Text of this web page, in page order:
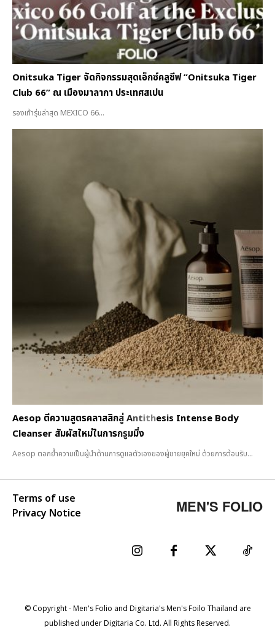
Onitsuka Tiger จัดกิจกรรมสุดเอ็กซ์คลูซีฟ “Onitsuka Tiger
Club 66” ณ เมืองมาลากา ประเทศสเปน
รองเท้ารุ่นล่าสุด MEXICO 66...
Aesop ตีความสูตรคลาสสิกสู่ Antithesis Intense Body
Cleanser สัมผัสใหม่ในการกรูมมิ่ง
Aesop ตอกย้ำความเป็นผู้นำด้านการดูแลตัวเองของผู้ชายยุคใหม่ ด้วยการต้อนรับ...
Terms of use
Privacy Notice
MEN'S FOLIO
© Copyright - Men's Folio and Digitaria's Men's Foilo Thailand are
published under Digitaria Co. Ltd. All Rights Reserved.